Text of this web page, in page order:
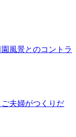
風景とのコントラ
夫婦がつくりだ